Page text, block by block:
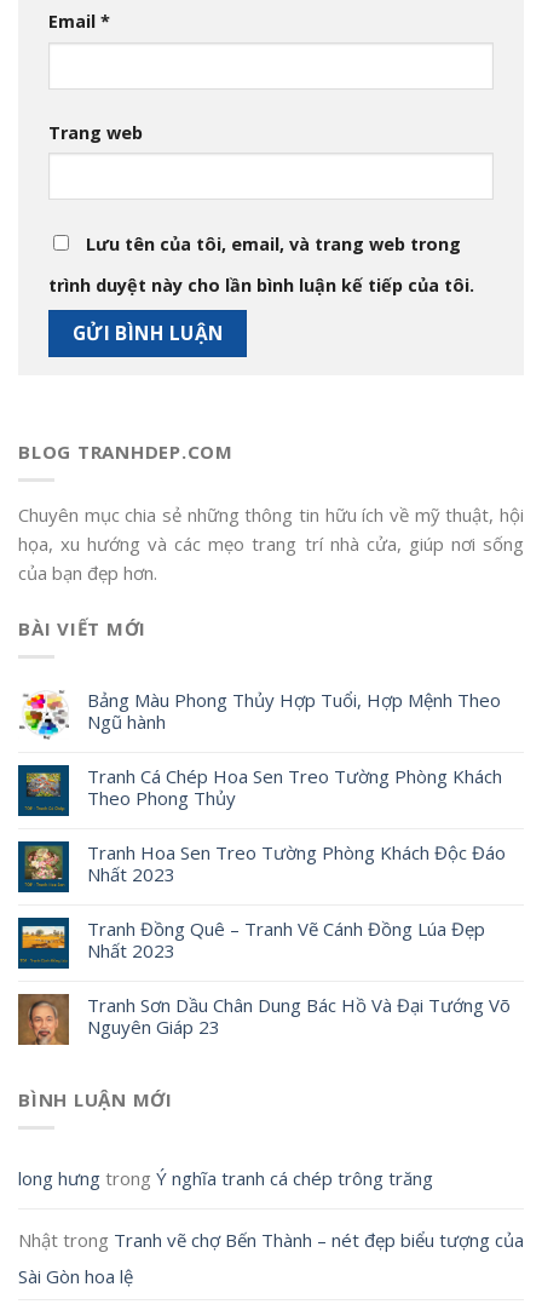
Email *
Trang web
Lưu tên của tôi, email, và trang web trong
trình duyệt này cho lần bình luận kế tiếp của tôi.
BLOG TRANHDEP.COM
Chuyên mục chia sẻ những thông tin hữu ích về mỹ thuật, hội
họa, xu hướng và các mẹo trang trí nhà cửa, giúp nơi sống
của bạn đẹp hơn.
BÀI VIẾT MỚI
Bảng Màu Phong Thủy Hợp Tuổi, Hợp Mệnh Theo
Ngũ hành
Tranh Cá Chép Hoa Sen Treo Tường Phòng Khách
Theo Phong Thủy
Tranh Hoa Sen Treo Tường Phòng Khách Độc Đáo
Nhất 2023
Tranh Đồng Quê – Tranh Vẽ Cánh Đồng Lúa Đẹp
Nhất 2023
Tranh Sơn Dầu Chân Dung Bác Hồ Và Đại Tướng Võ
Nguyên Giáp 23
BÌNH LUẬN MỚI
long hưng trong Ý nghĩa tranh cá chép trông trăng
Nhật trong Tranh vẽ chợ Bến Thành – nét đẹp biểu tượng của
Sài Gòn hoa lệ